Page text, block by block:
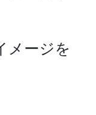
メージを